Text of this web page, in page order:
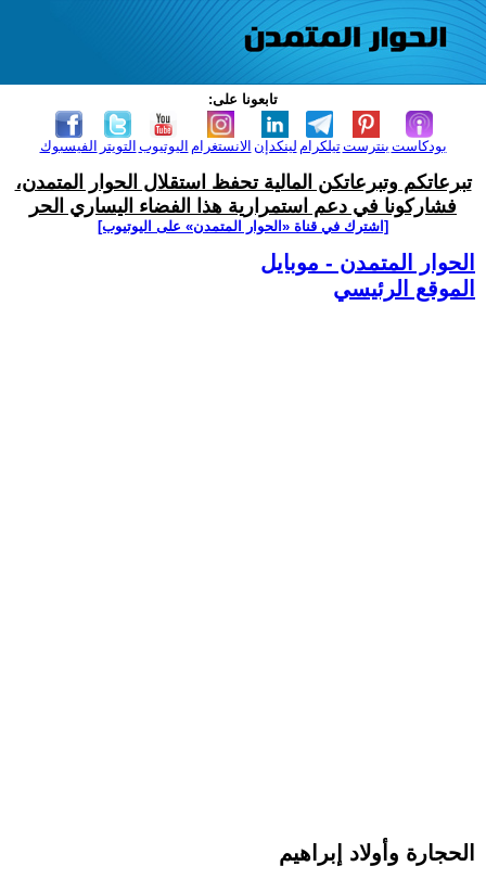
تابعونا على:
الفيسبوك التويتر اليوتيوب الانستغرام لينكدإن تيلكرامبنترست بودكاست
تبرعاتكم وتبرعاتكن المالية تحفظ استقلال الحوار المتمدن،
فشاركونا في دعم استمرارية هذا الفضاء اليساري الحر
[اشترك في قناة ‫«الحوار المتمدن» على اليوتيوب]
الحوار المتمدن - موبايل
الموقع الرئيسي
الحجارة وأولاد إبراهيم